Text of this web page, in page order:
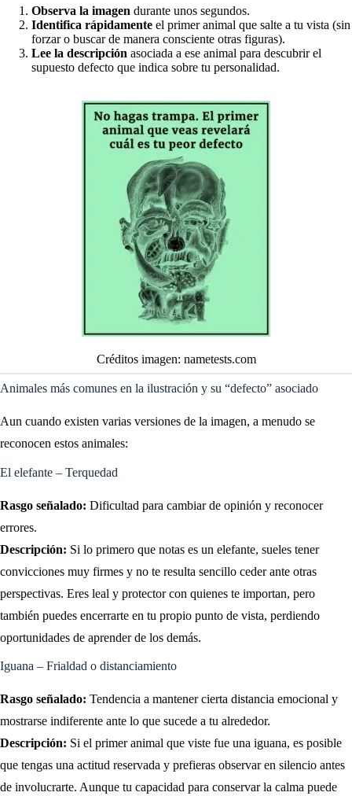
Observa la imagen durante unos segundos.
Identifica rápidamente el primer animal que salte a tu vista (sin
forzar o buscar de manera consciente otras figuras).
Lee la descripción asociada a ese animal para descubrir el
supuesto defecto que indica sobre tu personalidad.
Créditos imagen: nametests.com
Animales más comunes en la ilustración y su “defecto” asociado
Aun cuando existen varias versiones de la imagen, a menudo se
reconocen estos animales:
El elefante – Terquedad
Rasgo señalado: Dificultad para cambiar de opinión y reconocer
errores.
Descripción: Si lo primero que notas es un elefante, sueles tener
convicciones muy firmes y no te resulta sencillo ceder ante otras
perspectivas. Eres leal y protector con quienes te importan, pero
también puedes encerrarte en tu propio punto de vista, perdiendo
oportunidades de aprender de los demás.
Iguana – Frialdad o distanciamiento
Rasgo señalado: Tendencia a mantener cierta distancia emocional y
mostrarse indiferente ante lo que sucede a tu alrededor.
Descripción: Si el primer animal que viste fue una iguana, es posible
que tengas una actitud reservada y prefieras observar en silencio antes
de involucrarte. Aunque tu capacidad para conservar la calma puede